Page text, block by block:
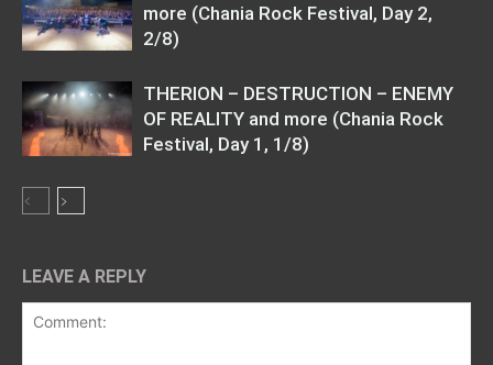
more (Chania Rock Festival, Day 2,
2/8)
THERION – DESTRUCTION – ENEMY
OF REALITY and more (Chania Rock
Festival, Day 1, 1/8)
LEAVE A REPLY